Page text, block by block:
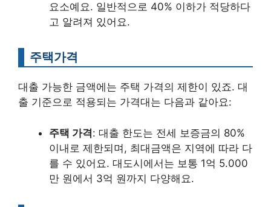
요소예요. 일반적으로 40% 이하가 적당하다
고 알려져 있어요.
주택가격
대출 가능한 금액에는 주택 가격의 제한이 있죠. 대
출 기준으로 적용되는 가격대는 다음과 같아요:
주택 가격: 대출 한도는 전세 보증금의 80%
이내로 제한되며, 최대금액은 지역에 따라 다
를 수 있어요. 대도시에서는 보통 1억 5.000
만 원에서 3억 원까지 다양해요.